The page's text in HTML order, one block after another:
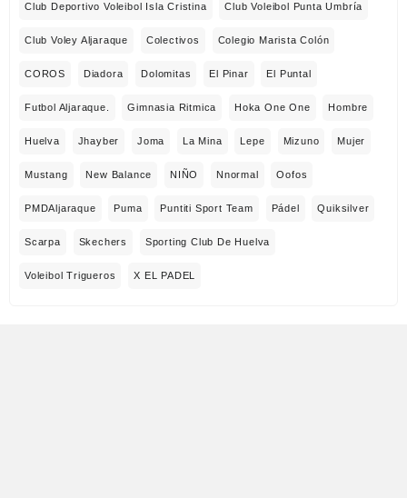
Club Deportivo Voleibol Isla Cristina Club Voleibol Punta Umbría
Club Voley Aljaraque Colectivos Colegio Marista Colón
COROS Diadora Dolomitas El Pinar El Puntal
Futbol Aljaraque. Gimnasia Ritmica Hoka One One Hombre
Huelva Jhayber Joma La Mina Lepe Mizuno Mujer
Mustang New Balance NIÑO Nnormal Oofos
PMDAljaraque Puma Puntiti Sport Team Pádel Quiksilver
Scarpa Skechers Sporting Club De Huelva
Voleibol Trigueros X EL PADEL